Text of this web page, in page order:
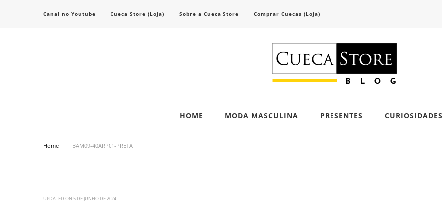
Canal no Youtube Cueca Store (Loja) Sobre a Cueca Store Comprar Cuecas (Loja)
HOME MODA MASCULINA PRESENTES CURIOSIDADES
Home BAM09-40ARP01-PRETA
UPDATED ON 5 DE JUNHO DE 2024